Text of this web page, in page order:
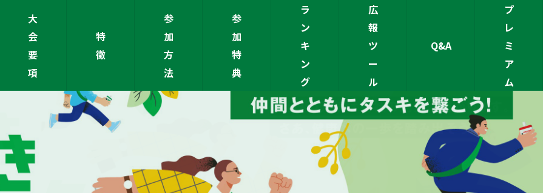
大
会
要
項
特
徴
参
加
方
法
参
加
特
典
ラ
ン
キ
ン
グ
広
報
ツ
ー
ル
Q&A
プ
レ
ミ
ア
ム